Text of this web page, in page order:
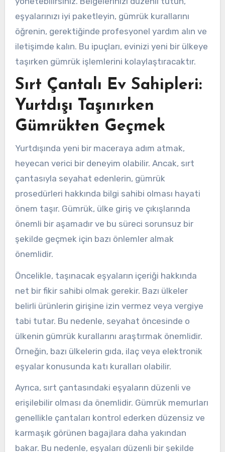
eşyalarınızı iyi paketleyin, gümrük kurallarını
öğrenin, gerektiğinde profesyonel yardım alın ve
iletişimde kalın. Bu ipuçları, evinizi yeni bir ülkeye
taşırken gümrük işlemlerini kolaylaştıracaktır.
Sırt Çantalı Ev Sahipleri:
Yurtdışı Taşınırken
Gümrükten Geçmek
Yurtdışında yeni bir maceraya adım atmak,
heyecan verici bir deneyim olabilir. Ancak, sırt
çantasıyla seyahat edenlerin, gümrük
prosedürleri hakkında bilgi sahibi olması hayati
önem taşır. Gümrük, ülke giriş ve çıkışlarında
önemli bir aşamadır ve bu süreci sorunsuz bir
şekilde geçmek için bazı önlemler almak
önemlidir.
Öncelikle, taşınacak eşyaların içeriği hakkında
net bir fikir sahibi olmak gerekir. Bazı ülkeler
belirli ürünlerin girişine izin vermez veya vergiye
tabi tutar. Bu nedenle, seyahat öncesinde o
ülkenin gümrük kurallarını araştırmak önemlidir.
Örneğin, bazı ülkelerin gıda, ilaç veya elektronik
eşyalar konusunda katı kuralları olabilir.
Ayrıca, sırt çantasındaki eşyaların düzenli ve
erişilebilir olması da önemlidir. Gümrük memurları
genellikle çantaları kontrol ederken düzensiz ve
karmaşık görünen bagajlara daha yakından
bakar. Bu nedenle, eşyaları düzenli bir şekilde